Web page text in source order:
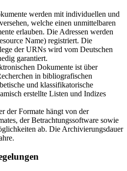
werden mit individuellen und
welche einen unmittelbaren
erlauben. Die Adressen werden
Name) registriert. Die
der URNs wird vom Deutschen
garantiert.
Dokumente ist über
in bibliografischen
und klassifikatorische
erstellte Listen und Indizes
der Formate hängt von der
der Betrachtungssoftware sowie
ab. Die Archivierungsdauer